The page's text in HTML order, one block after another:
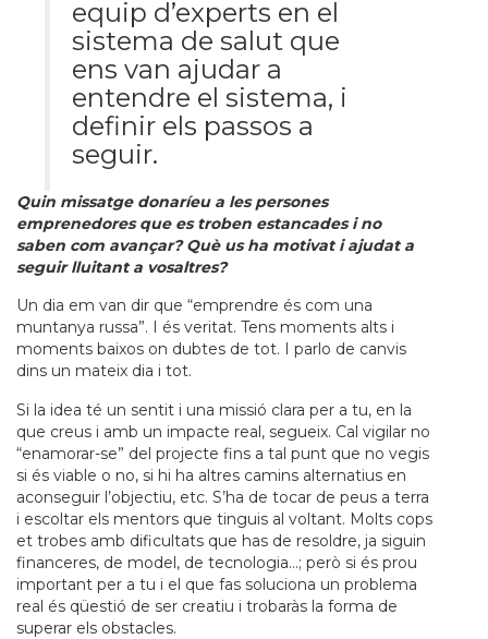
equip d’experts en el
sistema de salut que
ens van ajudar a
entendre el sistema, i
definir els passos a
seguir.
Quin missatge donaríeu a les persones
emprenedores que es troben estancades i no
saben com avançar? Què us ha motivat i ajudat a
seguir lluitant a vosaltres?
Un dia em van dir que “emprendre és com una
muntanya russa”. I és veritat. Tens moments alts i
moments baixos on dubtes de tot. I parlo de canvis
dins un mateix dia i tot.
Si la idea té un sentit i una missió clara per a tu, en la
que creus i amb un impacte real, segueix. Cal vigilar no
“enamorar-se” del projecte fins a tal punt que no vegis
si és viable o no, si hi ha altres camins alternatius en
aconseguir l’objectiu, etc. S’ha de tocar de peus a terra
i escoltar els mentors que tinguis al voltant. Molts cops
et trobes amb dificultats que has de resoldre, ja siguin
financeres, de model, de tecnologia…; però si és prou
important per a tu i el que fas soluciona un problema
real és qüestió de ser creatiu i trobaràs la forma de
superar els obstacles.